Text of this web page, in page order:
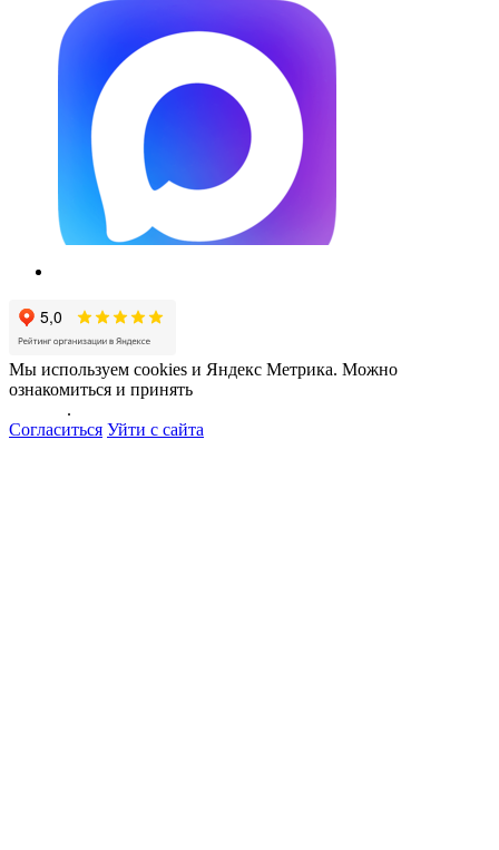
Мы используем cookies и Яндекс Метрика. Можно
ознакомиться и принять
.
Согласиться Уйти с сайта